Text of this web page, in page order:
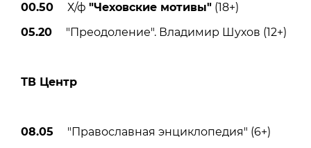
00.50 Х/ф "Чеховские мотивы" (18+)
05.20 "Преодоление". Владимир Шухов (12+)
ТВ Центр
08.05 "Православная энциклопедия" (6+)